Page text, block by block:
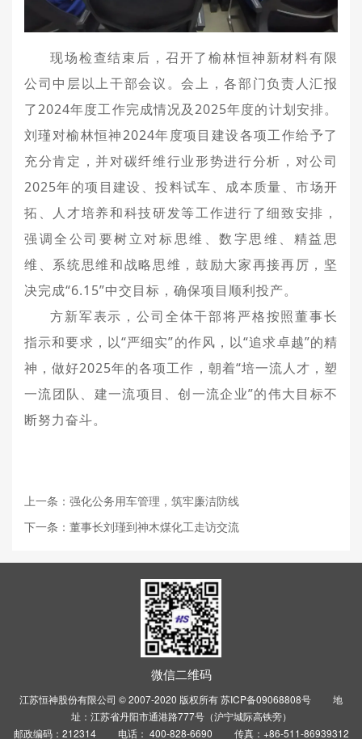
现场检查结束后，召开了榆林恒神新材料有限
公司中层以上干部会议。会上，各部门负责人汇报
了2024年度工作完成情况及2025年度的计划安排。
刘瑾对榆林恒神2024年度项目建设各项工作给予了
充分肯定，并对碳纤维行业形势进行分析，对公司
2025年的项目建设、投料试车、成本质量、市场开
拓、人才培养和科技研发等工作进行了细致安排，
强调全公司要树立对标思维、数字思维、精益思
维、系统思维和战略思维，鼓励大家再接再厉，坚
决完成“6.15”中交目标，确保项目顺利投产。
方新军表示，公司全体干部将严格按照董事长
指示和要求，以“严细实”的作风，以“追求卓越”的精
神，做好2025年的各项工作，朝着“培一流人才，塑
一流团队、建一流项目、创一流企业”的伟大目标不
断努力奋斗。
上一条：强化公务用车管理，筑牢廉洁防线
下一条：董事长刘瑾到神木煤化工走访交流
微信二维码
江苏恒神股份有限公司 © 2007-2020 版权所有苏ICP备09068808号 地
址：江苏省丹阳市通港路777号（沪宁城际高铁旁）
邮政编码：212314 电话： 400-828-6690 传真：+86-511-86939312